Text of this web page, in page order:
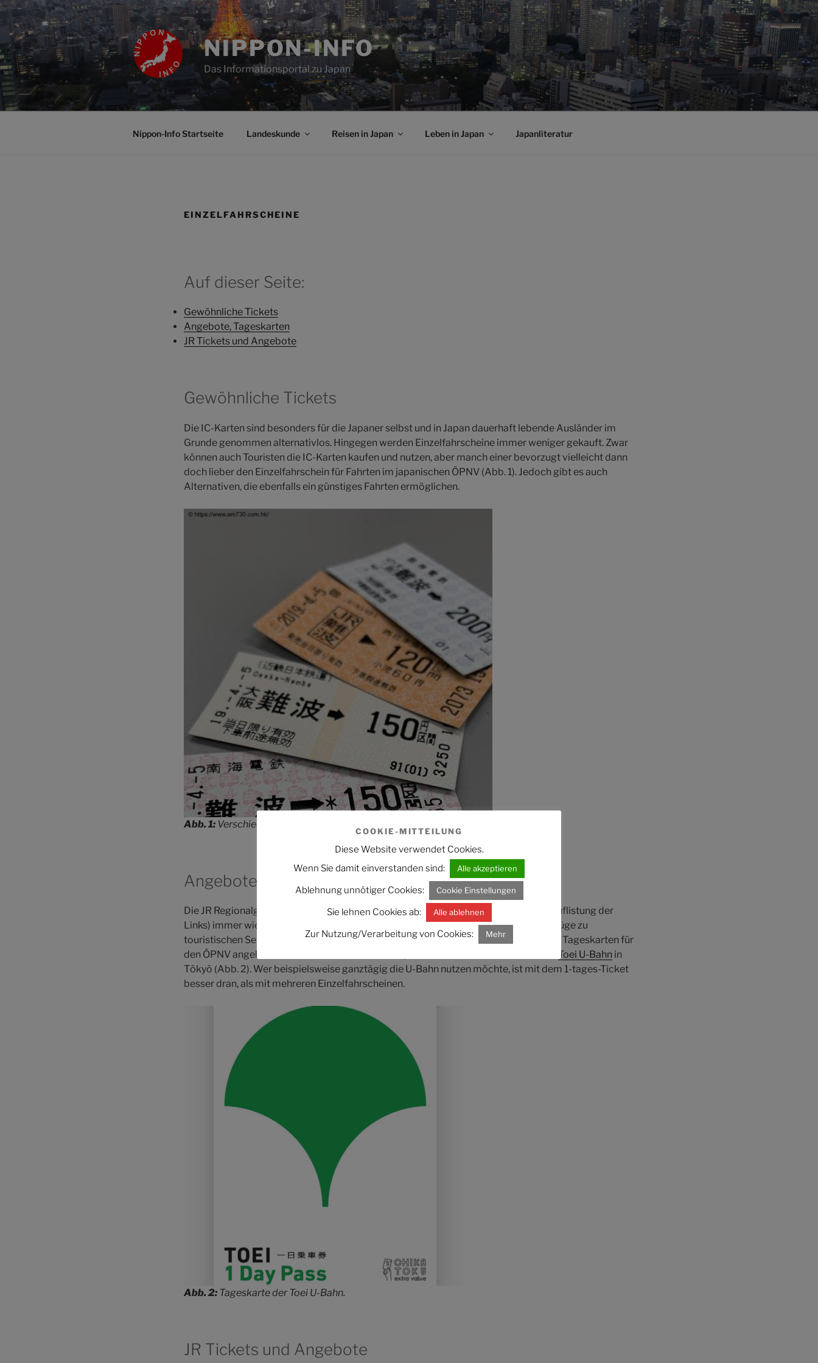
Zum
Inhalt
springen
NIPPON-INFO
Das Informationsportal zu Japan
Nippon-Info Startseite Landeskunde Reisen in Japan Leben in Japan Japanliteratur
EINZELFAHRSCHEINE
Auf dieser Seite:
Gewöhnliche Tickets
Angebote, Tageskarten
JR Tickets und Angebote
Gewöhnliche Tickets
Die IC-Karten sind besonders für die Japaner selbst und in Japan dauerhaft lebende Ausländer im
Grunde genommen alternativlos. Hingegen werden Einzelfahrscheine immer weniger gekauft. Zwar
können auch Touristen die IC-Karten kaufen und nutzen, aber manch einer bevorzugt vielleicht dann
doch lieber den Einzelfahrschein für Fahrten im japanischen ÖPNV (Abb. 1). Jedoch gibt es auch
Alternativen, die ebenfalls ein günstiges Fahrten ermöglichen.
Abb. 1: Verschiedene Einzelfahrscheine des japanischen ÖPNV.
Angebote, Tageskarten
Die JR Regionalgesellschaften veröffentlichen auf ihren Websites (siehe unten die Auflistung der
Links) immer wieder kurzfristige Angebote. Das können z.B. recht interessante Ausflüge zu
touristischen Sehenswürdigkeiten sein, inklusive Hin- und Rückfahrt. Ebenso werden Tageskarten für
den ÖPNV angeboten, von der JR sowie anderen, privaten Unternehmen wie z.B. der
Toei U-Bahn in
Tōkyō (Abb. 2). Wer beispielsweise ganztägig die U-Bahn nutzen möchte, ist mit dem 1-tages-Ticket
besser dran, als mit mehreren Einzelfahrscheinen.
Abb. 2: Tageskarte der Toei U-Bahn.
JR Tickets und Angebote
COOKIE-MITTEILUNG
Diese Website verwendet Cookies.
Wenn Sie damit einverstanden sind:
Alle akzeptieren
Ablehnung unnötiger Cookies: Cookie Einstellungen
Sie lehnen Cookies ab: Alle ablehnen
Zur Nutzung/Verarbeitung von Cookies: Mehr